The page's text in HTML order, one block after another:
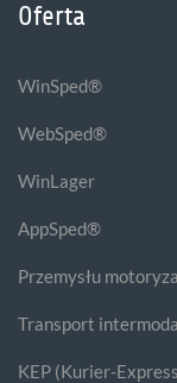
Oferta
WinSped®
WebSped®
WinLager
AppSped®
Przemysłu
Transport
KEP (Kurier-